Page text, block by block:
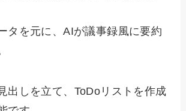
タを元に、AIが議事録風に要約
出しを立て、ToDoリストを作成